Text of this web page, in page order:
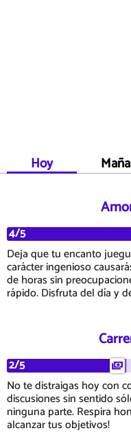
Hoy
4/5
Deja que tu encanto
carácter ingenioso
de horas sin
rápido. Disfruta del día y
2/5
No te distraigas hoy con
discusiones sin sentido
ninguna parte. Respira
alcanzar tus objetivos!